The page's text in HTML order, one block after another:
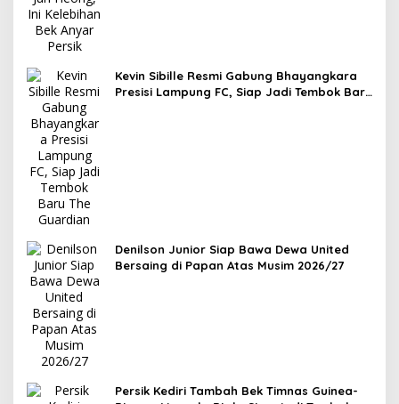
Kevin Sibille Resmi Gabung Bhayangkara
Presisi Lampung FC, Siap Jadi Tembok Baru
Denilson Junior Siap Bawa Dewa United
Bersaing di Papan Atas Musim 2026/27
Persik Kediri Tambah Bek Timnas Guinea-